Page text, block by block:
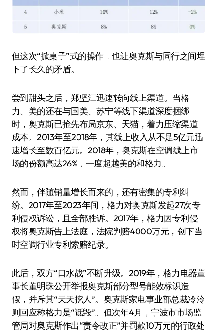
但这次“掀桌子”式的操作，也让奥克斯与同行之间埋
下了长久的矛盾。
尝到甜头之后，郑坚江迅速转向线上渠道。当格
力、美的还在与国美、苏宁等线下渠道深度捆绑
时，奥克斯已抢先布局京东、天猫，着力压缩渠道
成本。2013年至2018年，其线上收入从不足5亿元迅
速增长至数百亿元。2018年，奥克斯在空调线上市
场的份额高达26%，一度超越美的和格力。
然而，伴随销量增长而来的，还有密集的专利纠
纷。2017年至2023年间，格力对奥克斯发起27次专
利侵权诉讼，且全部胜诉。2017年，格力因专利侵
权将奥克斯告上法庭，法院判赔4000万元，创下当
时空调行业专利索赔纪录。
此后，双方“口水战”不断升级。2019年，格力电器董
事长董明珠公开举报奥克斯部分型号能效标识造
假，并斥其“天天挖人”。奥克斯家电事业部总裁冷泠
则回应称格力是“诋毁”。但次年4月，宁波市市场监
管局对奥克斯作出“责令改正”并罚款10万元的行政处